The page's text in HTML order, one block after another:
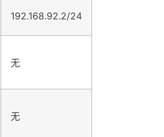
192.168.92.2/24
无
无